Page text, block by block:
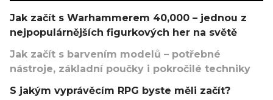
Jak začít s Warhammerem 40,000 – jednou z
nejpopulárnějších figurkových her na světě
Jak začít s barvením modelů – potřebné
nástroje, základní poučky i pokročilé techniky
S jakým vyprávěcím RPG byste měli začít?